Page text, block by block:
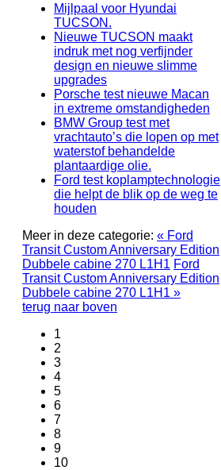
Mijlpaal voor Hyundai
TUCSON.
Nieuwe TUCSON maakt
indruk met nog verfijnder
design en nieuwe slimme
upgrades
Porsche test nieuwe Macan
in extreme omstandigheden
BMW Group test met
vrachtauto’s die lopen op met
waterstof behandelde
plantaardige olie.
Ford test koplamptechnologie
die helpt de blik op de weg te
houden
Meer in deze categorie: « Ford
Transit Custom Anniversary Edition
Dubbele cabine 270 L1H1 Ford
Transit Custom Anniversary Edition
Dubbele cabine 270 L1H1 »
terug naar boven
1
2
3
4
5
6
7
8
9
10